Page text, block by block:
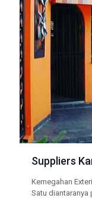
Suppliers
Kemegahan
Satu